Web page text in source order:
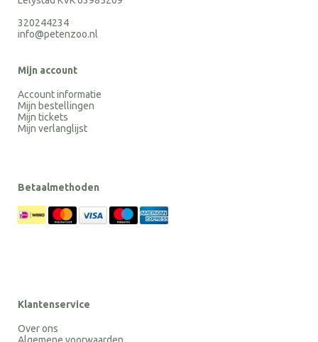
320244234
info@petenzoo.nl
Mijn account
Account informatie
Mijn bestellingen
Mijn tickets
Mijn verlanglijst
Betaalmethoden
Klantenservice
Over ons